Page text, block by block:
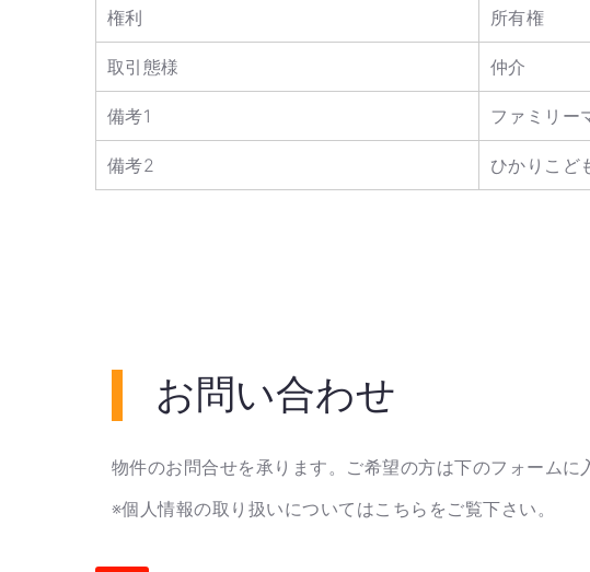
権利 所有権
取引態様 仲介
備考1 ファミリー
備考2 ひかりこど
お問い合わせ
物件のお問合せを承ります。ご希望の方は下のフォームに
※個人情報の取り扱いについてはこちら をご覧下さい。